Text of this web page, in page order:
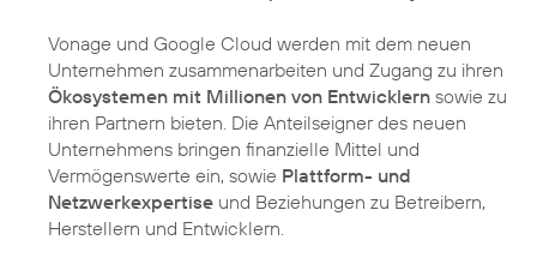
Vonage und Google Cloud werden mit dem neuen
Unternehmen zusammenarbeiten und Zugang zu ihren
Ökosystemen mit Millionen von Entwicklern sowie zu
ihren Partnern bieten. Die Anteilseigner des neuen
Unternehmens bringen finanzielle Mittel und
Vermögenswerte ein, sowie Plattform- und
Netzwerkexpertise und Beziehungen zu Betreibern,
Herstellern und Entwicklern.